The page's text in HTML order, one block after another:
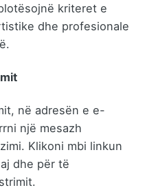
kriteret e
dhe profesionale
në adresën e e-
një mesazh
Klikoni mbi linkun
dhe për të